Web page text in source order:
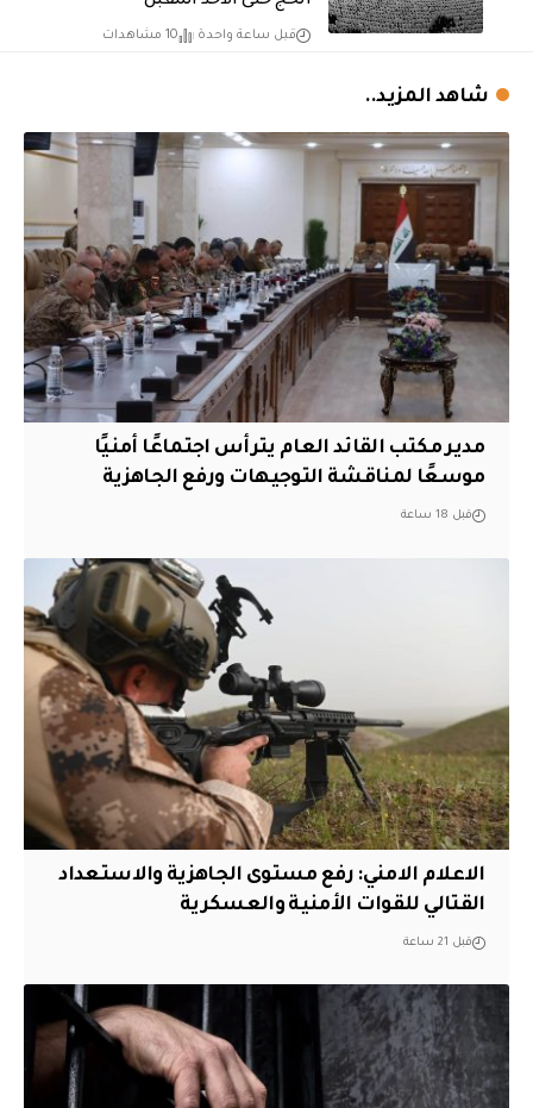
قبل ساعة واحدة 10 مشاهدات
شاهد المزيد..
مدير مكتب القائد العام يترأس اجتماعًا أمنيًا
موسعًا لمناقشة التوجيهات ورفع الجاهزية
قبل 18 ساعة
الاعلام الامني: رفع مستوى الجاهزية والاستعداد
القتالي للقوات الأمنية والعسكرية
قبل 21 ساعة